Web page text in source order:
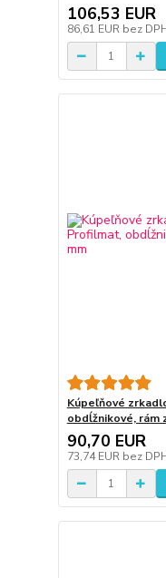
106,53 EUR
86,61 EUR bez
Kúpeľňové
obdĺžnikové, rám
90,70 EUR
73,74 EUR bez